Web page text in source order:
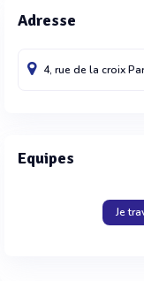
Adresse
4, rue de la croix
Equipes
Je